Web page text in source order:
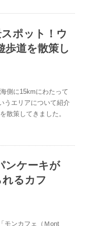
スポット！ウ
歩道を散策し
側に15kmにわたって
うエリアについて紹介
散策してきました。
ンケーキが
るカフ
モンカフェ（Ｍont